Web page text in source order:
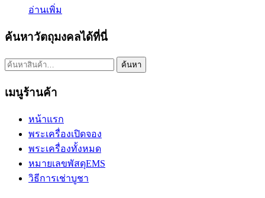
อ่านเพิ่ม
ค้นหาวัตถุมงคลได้ที่นี่
ค้นหา: ค้นหา
เมนูร้านค้า
หน้าแรก
พระเครื่องเปิดจอง
พระเครื่องทั้งหมด
หมายเลขพัสดุEMS
วิธีการเช่าบูชา